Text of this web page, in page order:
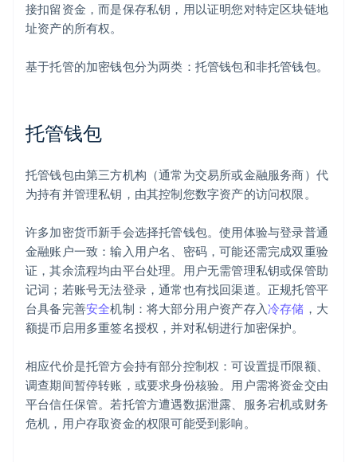
接扣留资金，而是保存私钥，用以证明您对特定区块链地
址资产的所有权。
基于托管的加密钱包分为两类：托管钱包和非托管钱包。
托管钱包
托管钱包由第三方机构（通常为交易所或金融服务商）代
为持有并管理私钥，由其控制您数字资产的访问权限。
许多加密货币新手会选择托管钱包。使用体验与登录普通
金融账户一致：输入用户名、密码，可能还需完成双重验
证，其余流程均由平台处理。用户无需管理私钥或保管助
记词；若账号无法登录，通常也有找回渠道。正规托管平
台具备完善安全机制：将大部分用户资产存入冷存储 ，大
额提币启用多重签名授权，并对私钥进行加密保护。
相应代价是托管方会持有部分控制权：可设置提币限额、
调查期间暂停转账，或要求身份核验。用户需将资金交由
平台信任保管。若托管方遭遇数据泄露、服务宕机或财务
危机，用户存取资金的权限可能受到影响。